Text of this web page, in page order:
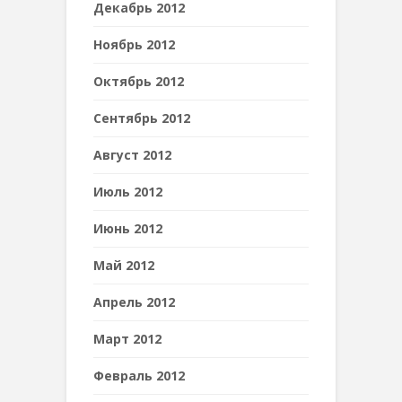
Декабрь 2012
Ноябрь 2012
Октябрь 2012
Сентябрь 2012
Август 2012
Июль 2012
Июнь 2012
Май 2012
Апрель 2012
Март 2012
Февраль 2012